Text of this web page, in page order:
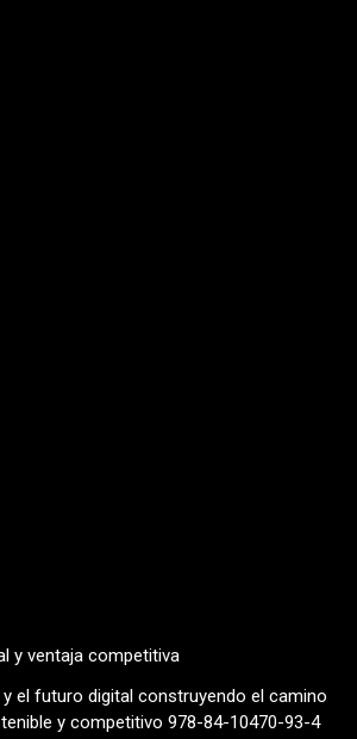
y ventaja competitiva
y el futuro digital construyendo el camino
y competitivo 978-84-10470-93-4